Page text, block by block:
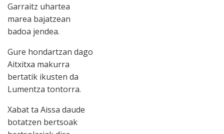
Garraitz uhartea
marea bajatzean
badoa jendea.
Gure hondartzan dago
Aitxitxa makurra
bertatik ikusten da
Lumentza tontorra.
Xabat ta Aissa daude
botatzen bertsoak